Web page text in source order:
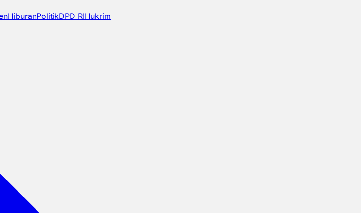
HiburanPolitikDPD RIHukrim